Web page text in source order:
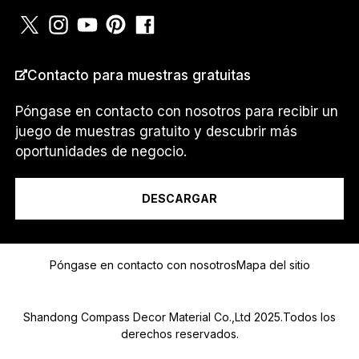
PAÍS*
Mensaje
Contacto para muestras gratuitas
Póngase en contacto con nosotros para recibir un
juego de muestras gratuito y descubrir más
oportunidades de negocio.
DESCARGAR
Póngase en contacto con nosotrosMapa del sitio
Shandong Compass Decor Material Co.,Ltd 2025.Todos los
derechos reservados.